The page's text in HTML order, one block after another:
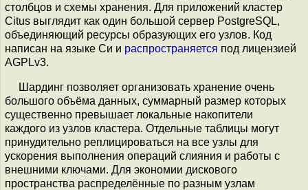
столбцов и схемы хранения. Для приложений кластер
Citus выглядит как один большой сервер PostgreSQL,
объединяющий ресурсы образующих его узлов. Код
написан на языке Си и распространяется под лицензией
AGPLv3.
Шардинг позволяет организовать хранение очень
большого объёма данных, суммарный размер которых
существенно превышает локальные накопители
каждого из узлов кластера. Отдельные таблицы могут
принудительно реплицироваться на все узлы для
ускорения выполнения операций слияния и работы с
внешними ключами. Для экономии дискового
пространства распределённые по разным узлам